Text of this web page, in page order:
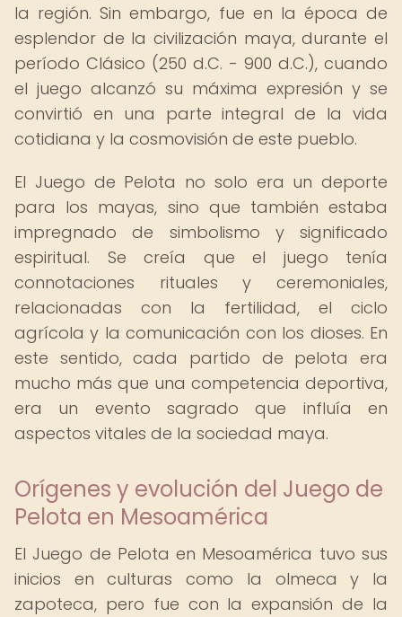
la región. Sin embargo, fue en la época de
esplendor de la civilización maya, durante el
período Clásico (250 d.C. - 900 d.C.), cuando
el juego alcanzó su máxima expresión y se
convirtió en una parte integral de la vida
cotidiana y la cosmovisión de este pueblo.
El Juego de Pelota no solo era un deporte
para los mayas, sino que también estaba
impregnado de simbolismo y significado
espiritual. Se creía que el juego tenía
connotaciones rituales y ceremoniales,
relacionadas con la fertilidad, el ciclo
agrícola y la comunicación con los dioses. En
este sentido, cada partido de pelota era
mucho más que una competencia deportiva,
era un evento sagrado que influía en
aspectos vitales de la sociedad maya.
Orígenes y evolución del Juego de
Pelota en Mesoamérica
El Juego de Pelota en Mesoamérica tuvo sus
inicios en culturas como la olmeca y la
zapoteca, pero fue con la expansión de la